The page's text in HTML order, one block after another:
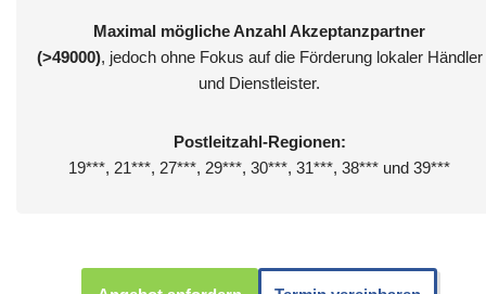
Maximal mögliche Anzahl Akzeptanzpartner
(>49000), jedoch ohne Fokus auf die Förderung lokaler Händler
und Dienstleister.
Postleitzahl-Regionen:
19***, 21***, 27***, 29***, 30***, 31***, 38*** und 39***